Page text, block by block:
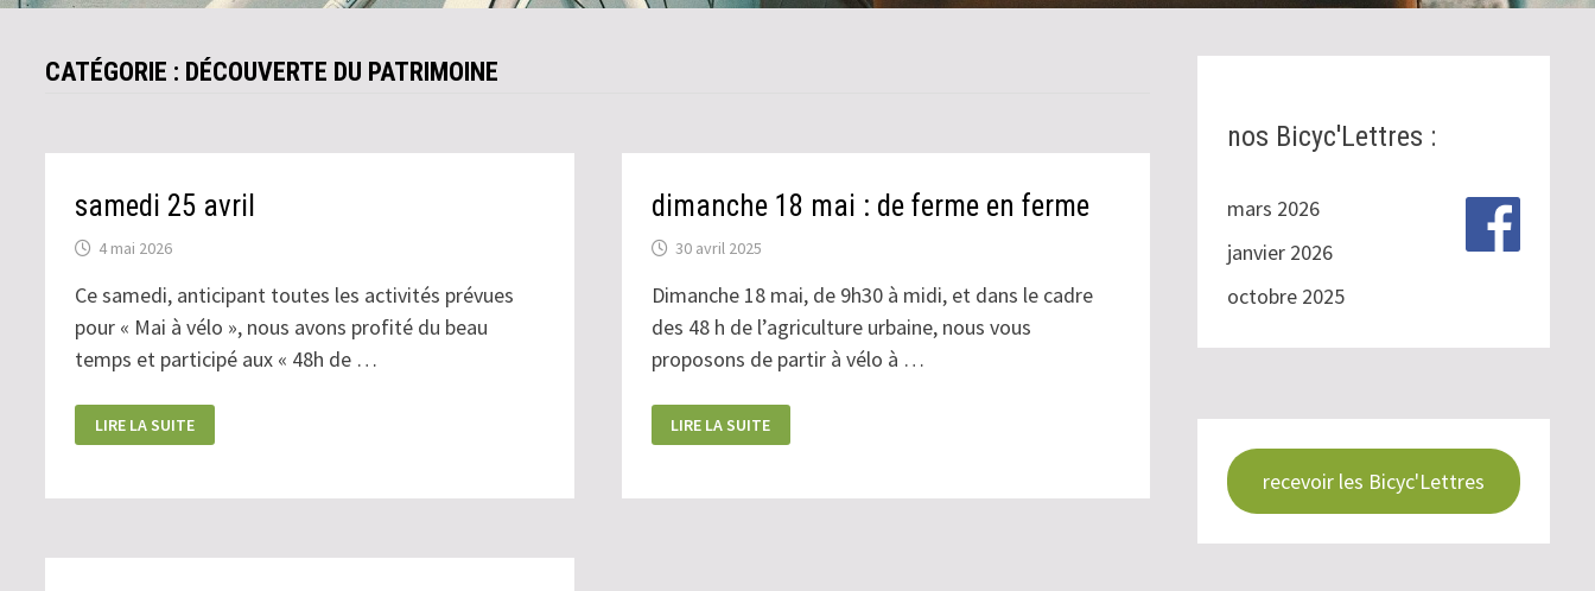
CATÉGORIE : DÉCOUVERTE DU PATRIMOINE
samedi 25 avril
4 mai 2026
Ce samedi, anticipant toutes les activités prévues
pour « Mai à vélo », nous avons profité du beau
temps et participé aux « 48h de …
25
AVRIL
LIRE LA SUITE
dimanche 18 mai : de ferme en ferme
30 avril 2025
Dimanche 18 mai, de 9h30 à midi, et dans le cadre
des 48 h de l’agriculture urbaine, nous vous
proposons de partir à vélo à …
18
MAI
FERME
LIRE LA SUITE
nos Bicyc'Lettres :
mars 2026
janvier 2026
octobre 2025
recevoir les Bicyc'Lettres